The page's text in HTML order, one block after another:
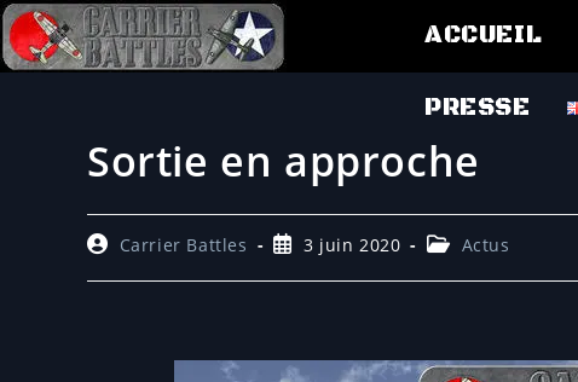
ACCUEIL
PRESSE
Sortie en approche
Carrier Battles 3 juin 2020 Actus